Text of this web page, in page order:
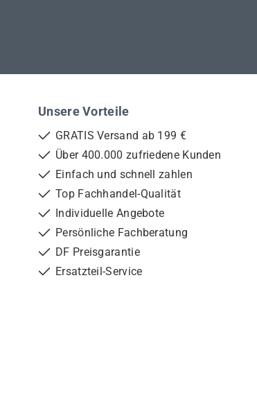
Unsere Vorteile
GRATIS Versand ab 199 €
Über 400.000 zufriedene Kunden
Einfach und schnell zahlen
Top Fachhandel-Qualität
Individuelle Angebote
Persönliche Fachberatung
DF Preisgarantie
Ersatzteil-Service